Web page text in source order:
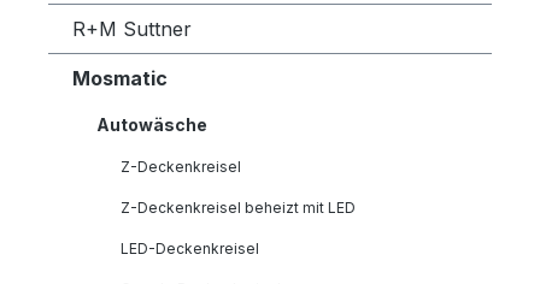
R+M Suttner
Mosmatic
Autowäsche
Z-Deckenkreisel
Z-Deckenkreisel beheizt mit LED
LED-Deckenkreisel